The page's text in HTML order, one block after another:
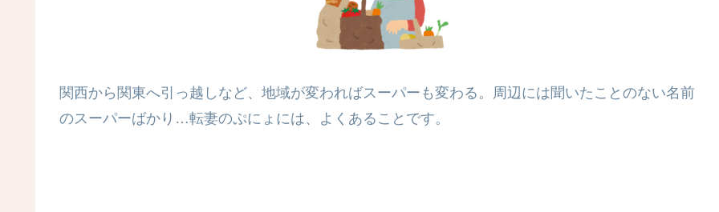
関西から関東へ引っ越しなど、地域が変わればスーパーも変わる。周辺には聞いたことのない名前
のスーパーばかり…転妻のぷにょには、よくあることです。